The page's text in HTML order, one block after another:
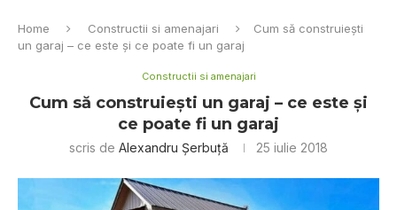
Home Constructii si amenajari
Cum să construiești
un garaj – ce este și ce poate fi un garaj
Constructii si amenajari
Cum să construiești un garaj – ce este și
ce poate fi un garaj
scris de Alexandru Șerbuță 25 iulie 2018